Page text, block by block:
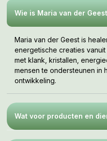
Wie is Maria van der
Maria van der Geest is
energetische creaties
met klank, kristallen,
mensen te ondersteunen in
ontwikkeling.
Wat voor producten en